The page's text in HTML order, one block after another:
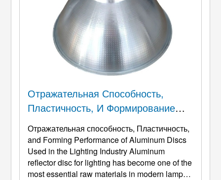
Отражательная Способность,
Пластичность, И Формирование
Дисков, Используемых В
Светотехнической
Промышленности
Отражательная способность, Пластичность,
and Forming Performance of Aluminum Discs
Used in the Lighting Industry Aluminum
reflector disc for lighting has become one of the
most essential raw materials in modern lamp